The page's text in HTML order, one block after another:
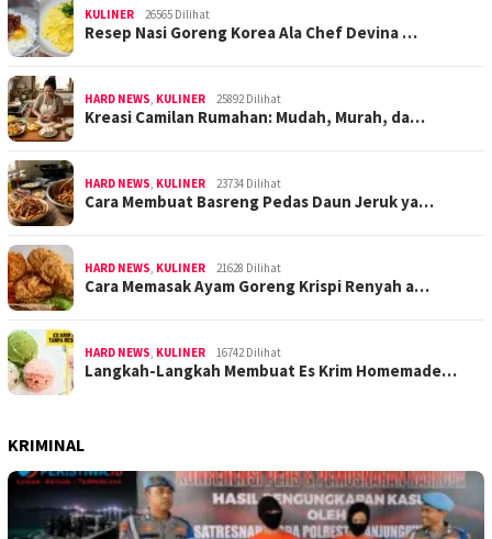
KULINER 26565 Dilihat
Resep Nasi Goreng Korea Ala Chef Devina …
HARD NEWS KULINER 25892 Dilihat
Kreasi Camilan Rumahan: Mudah, Murah, da…
HARD NEWS KULINER 23734 Dilihat
Cara Membuat Basreng Pedas Daun Jeruk ya…
HARD NEWS KULINER 21628 Dilihat
Cara Memasak Ayam Goreng Krispi Renyah a…
HARD NEWS KULINER 16742 Dilihat
Langkah-Langkah Membuat Es Krim Homemade…
KRIMINAL